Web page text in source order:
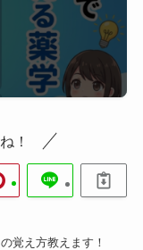
！
覚え方教えます！